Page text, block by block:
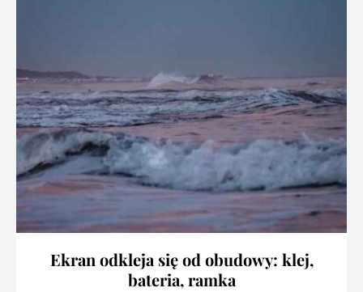
Ekran odkleja się od obudowy: klej,
bateria, ramka